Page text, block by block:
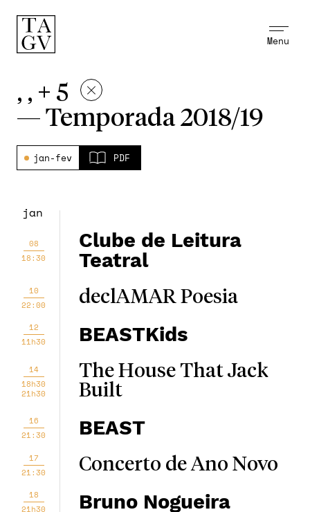
Menu
, , + 5
— Temporada 2018/19
jan-fev PDF
jan
08
18:30
Clube de Leitura
Teatral
10
22:00
declAMAR Poesia
12
11h30
BEASTKids
14
18h30
21h30
The House That Jack
Built
16
21:30
BEAST
17
21:30
Concerto de Ano Novo
18
21h30
Bruno Nogueira